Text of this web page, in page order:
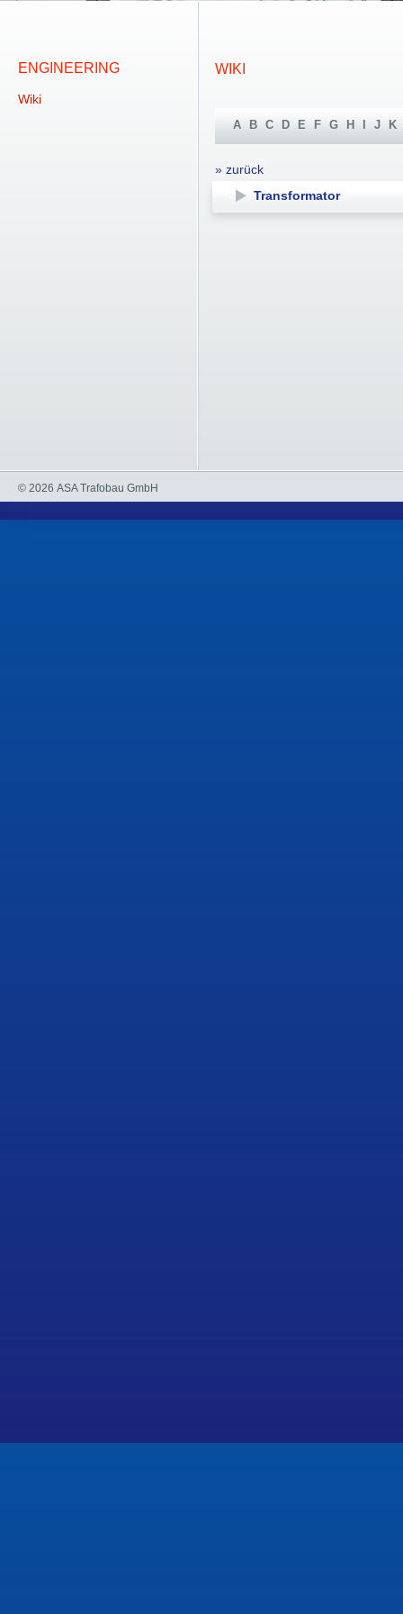
ENGINEERING
Wiki
WIKI
A B C D E F G H J K
» zurück
Transformator
© 2026 ASA Trafobau GmbH